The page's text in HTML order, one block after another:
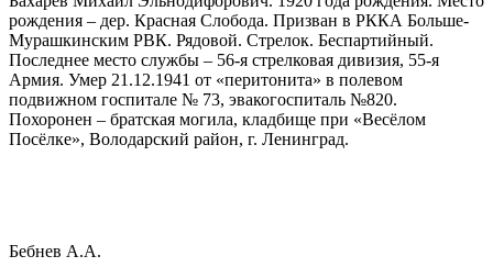
рождения – дер. Красная Слобода. Призван в РККА Больше-
Мурашкинским РВК. Рядовой. Стрелок. Беспартийный.
Последнее место службы – 56-я стрелковая дивизия, 55-я
Армия. Умер 21.12.1941 от «перитонита» в полевом
подвижном госпитале № 73, эвакогоспиталь №820.
Похоронен – братская могила, кладбище при «Весёлом
Посёлке», Володарский район, г. Ленинград.
Бебнев А.А.